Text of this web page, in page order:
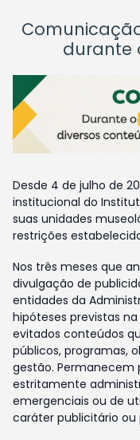
durante
Desde 4 de julho de
institucional do
suas unidades
restrições
Nos três meses que
divulgação de
entidades da
hipóteses previstas
evitados conteúdos
públicos, programas,
gestão. Permanecem
estritamente
emergenciais ou de
caráter publicitário ou